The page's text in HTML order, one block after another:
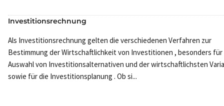
Investitionsrechnung
Als Investitionsrechnung gelten die verschiedenen Verfahren zur
Bestimmung der Wirtschaftlichkeit von Investitionen , besonders für
Auswahl von Investitionsalternativen und der wirtschaftlichsten
sowie für die Investitionsplanung . Ob si...